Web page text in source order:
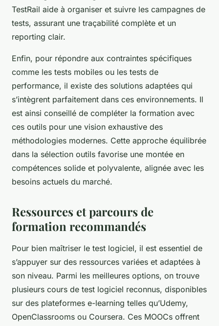
TestRail aide à organiser et suivre les campagnes de
tests, assurant une traçabilité complète et un
reporting clair.
Enfin, pour répondre aux contraintes spécifiques
comme les tests mobiles ou les tests de
performance, il existe des solutions adaptées qui
s’intègrent parfaitement dans ces environnements. Il
est ainsi conseillé de compléter la formation avec
ces outils pour une vision exhaustive des
méthodologies modernes. Cette approche équilibrée
dans la sélection outils favorise une montée en
compétences solide et polyvalente, alignée avec les
besoins actuels du marché.
Ressources et parcours de
formation recommandés
Pour bien maîtriser le test logiciel, il est essentiel de
s’appuyer sur des ressources variées et adaptées à
son niveau. Parmi les meilleures options, on trouve
plusieurs cours de test logiciel reconnus, disponibles
sur des plateformes e-learning telles qu’Udemy,
OpenClassrooms ou Coursera. Ces MOOCs offrent